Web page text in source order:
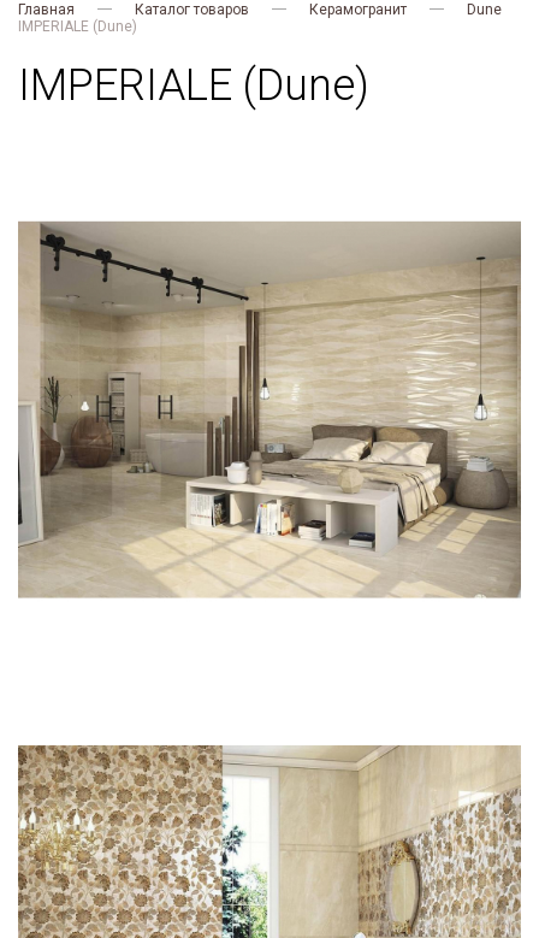
Главная Каталог товаров Керамогранит
Dune
IMPERIALE (Dune)
IMPERIALE (Dune)